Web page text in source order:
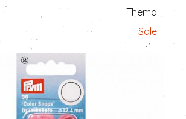
Thema
Sale